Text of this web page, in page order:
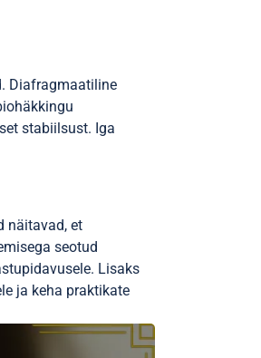
Diafragmaatiline
stabiilsust. Iga
näitavad, et
seotud
Lisaks
ja keha praktikate